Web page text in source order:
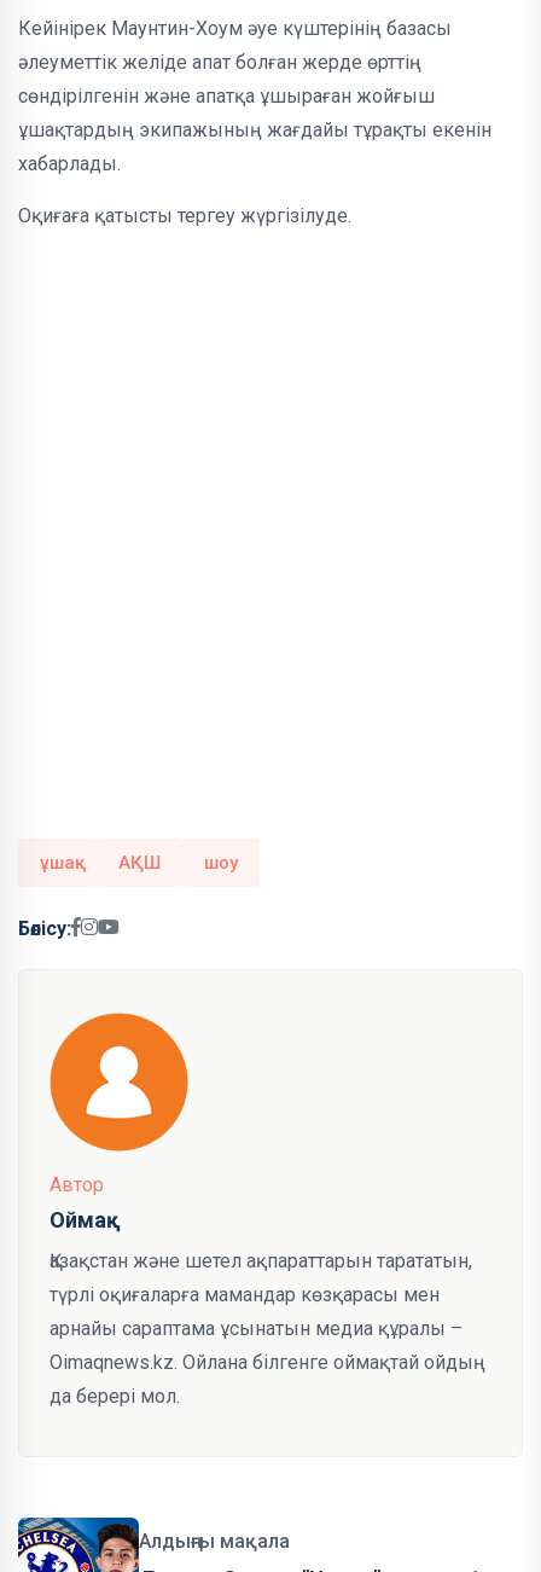
Кейінірек Маунтин-Хоум әуе күштерінің базасы
әлеуметтік желіде апат болған жерде өрттің
сөндірілгенін және апатқа ұшыраған жойғыш
ұшақтардың экипажының жағдайы тұрақты екенін
хабарлады.
Оқиғаға қатысты тергеу жүргізілуде.
ұшақ АҚШ шоу
Бөлісу:
Автор
Оймақ
Қазақстан және шетел ақпараттарын тарататын,
түрлі оқиғаларға мамандар көзқарасы мен
арнайы сараптама ұсынатын медиа құралы –
Oimaqnews.kz. Ойлана білгенге оймақтай ойдың
да берері мол.
Алдыңғы мақала